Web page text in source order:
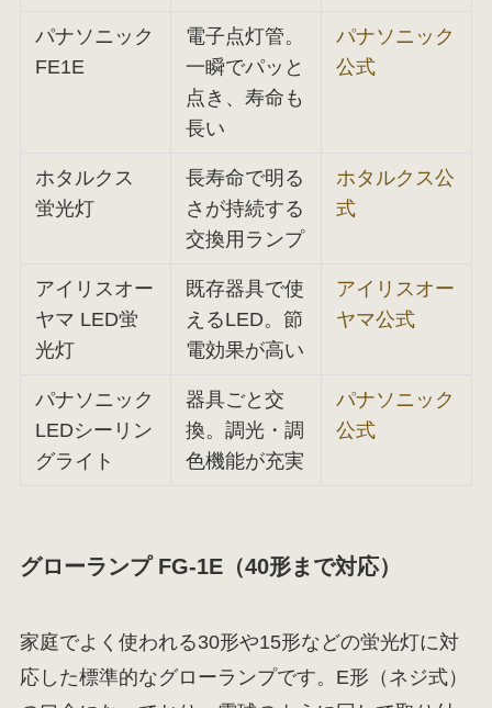
パナソニック
FE1E
電子点灯管。
一瞬でパッと
点き、寿命も
長い
パナソニック
公式
ホタルクス
蛍光灯
長寿命で明る
さが持続する
交換用ランプ
ホタルクス公
式
アイリスオー
ヤマ LED蛍
光灯
既存器具で使
えるLED。節
電効果が高い
アイリスオー
ヤマ公式
パナソニック
LEDシーリン
グライト
器具ごと交
換。調光・調
色機能が充実
パナソニック
公式
グローランプ FG-1E（40形まで対応）
家庭でよく使われる30形や15形などの蛍光灯に対
応した標準的なグローランプです。E形（ネジ式）